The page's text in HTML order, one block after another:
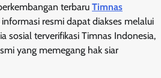
terbaru Timnas
informasi resmi dapat diakses melalui
sosial terverifikasi Timnas Indonesia,
yang memegang hak siar